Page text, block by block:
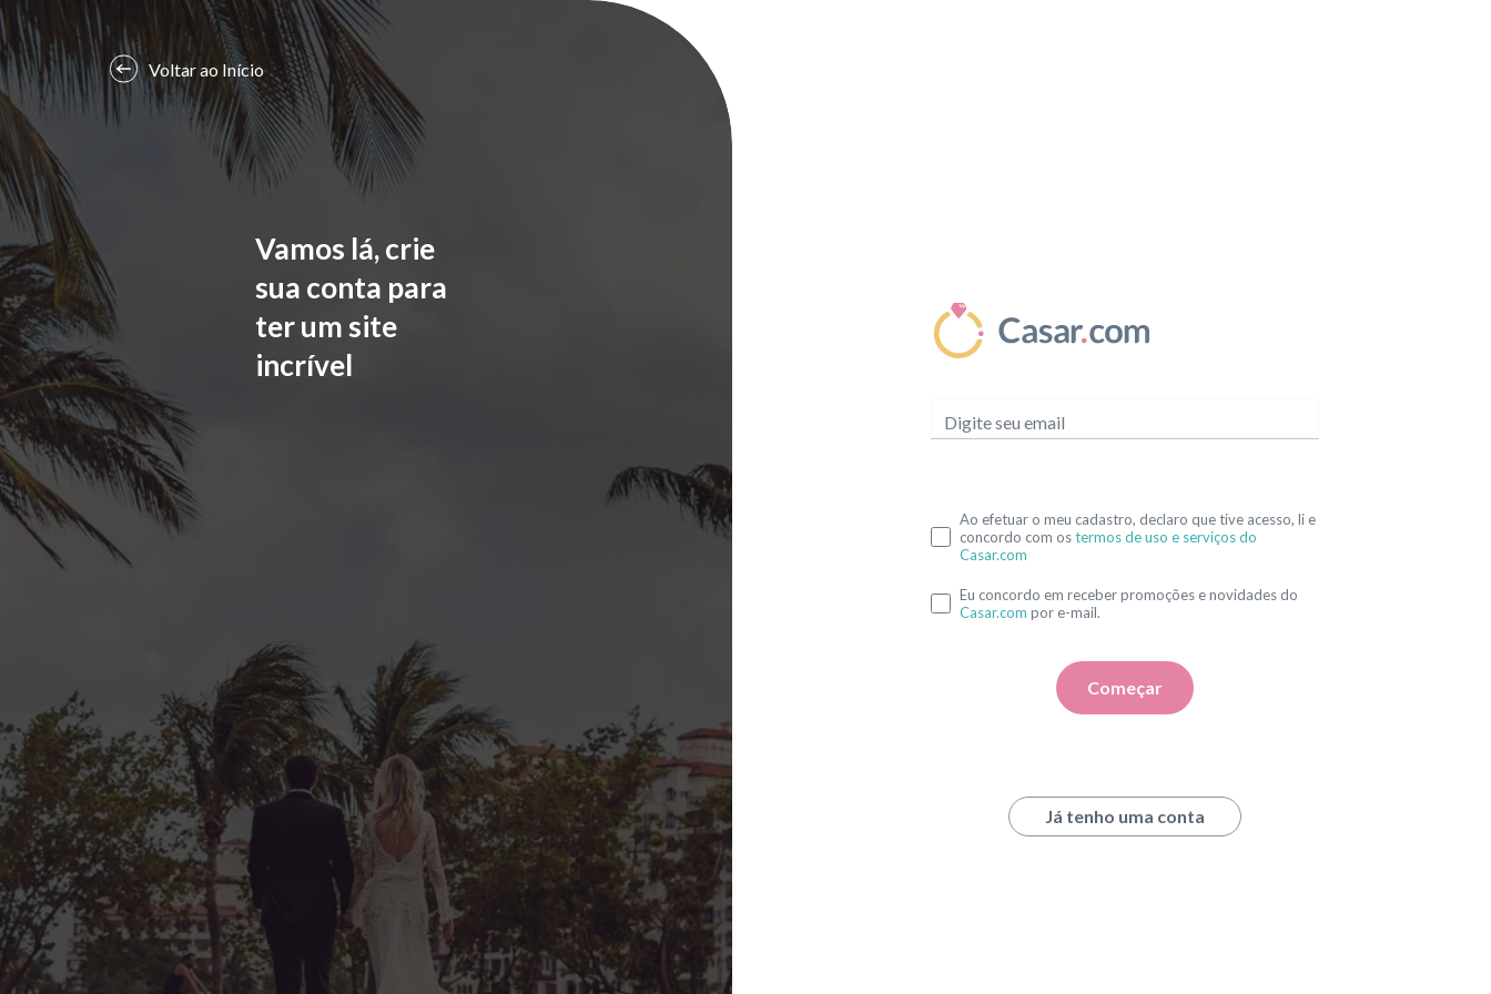
Vamos lá, crie
sua conta para
ter um site
incrível
Voltar ao Início
Digite seu email
Ao efetuar o meu cadastro, declaro que tive acesso, li e
concordo com ostermos de uso e serviços do
Casar.com
Eu concordo em receber promoções e novidades do
Casar.com por e-mail.
Começar
Já tenho uma conta